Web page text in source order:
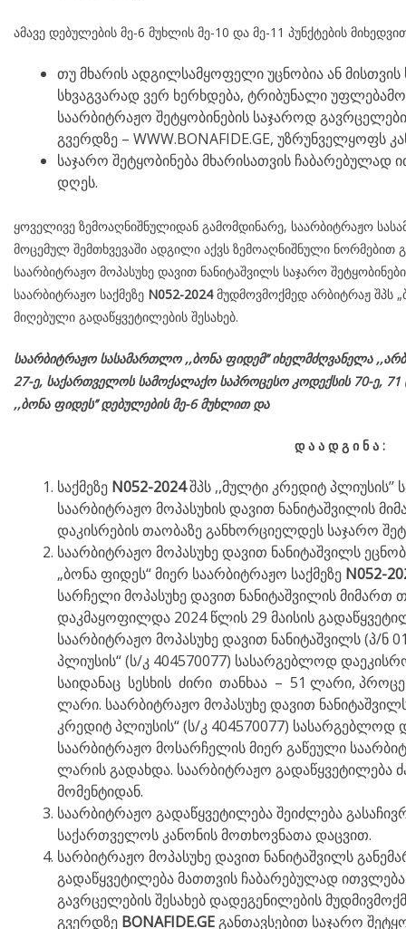
ამავე დებულების მე-6 მუხლის მე-10 და მე-11 პუნქტების
თუ მხარის ადგილსამყოფელი უცნობია ან მისთვის
სხვაგვარად ვერ ხერხდება, ტრიბუნალი
საარბიტრაჟო შეტყობინების საჯაროდ
გვერდზე – WWW.BONAFIDE.GE, უზრუნველყოფს
საჯარო შეტყობინება მხარისათვის ჩაბარებულად
დღეს.
ყოველივე ზემოაღნიშნულიდან გამომდინარე, საარბიტრაჟო
მოცემულ შემთხვევაში ადგილი აქვს ზემოაღნიშნული ნორმებით
საარბიტრაჟო მოპასუხე დავით ნანიტაშვილს საჯარო
საარბიტრაჟო საქმეზე N052-2024მუდმოვმოქმედ არბიტრაჟ შპს
მიღებული გადაწყვეტილების შესახებ.
საარბიტრაჟო სასამართლო ,,ბონა ფიდემ’’ იხელმძღვანელა
27-ე, საქართველოს სამოქალაქო საპროცესო კოდექსის 70-ე, 71
,,ბონა ფიდეს’’ დებულების მე-6 მუხლით და
დ ა ა დ გ ი ნ ა :
საქმეზე N052-2024შპს ,,მულტი კრედიტ
საარბიტრაჟო მოპასუხის დავით ნანიტაშვილის
დაკისრების თაობაზე განხორციელდეს საჯარო
საარბიტრაჟო მოპასუხე დავით ნანიტაშვილს
„ბონა ფიდეს“ მიერ საარბიტრაჟო საქმეზე N052-
სარჩელი მოპასუხე დავით ნანიტაშვილის მიმართ
დაკმაყოფილდა 2024 წლის 29 მაისის
საარბიტრაჟო მოპასუხე დავით ნანიტაშვილს (პ/ნ
პლიუსის“ (ს/კ 404570077) სასარგებლოდ
საიდანაც სესხის ძირი თანხაა – 51 ლარი,
ლარი. საარბიტრაჟო მოპასუხე დავით
კრედიტ პლიუსის“ (ს/კ 404570077) სასარგებლოდ
საარბიტრაჟო მოსარჩელის მიერ გაწეული
ლარის გადახდა. საარბიტრაჟო გადაწყვეტილება
მომენტიდან.
საარბიტრაჟო გადაწყვეტილება შეიძლება
საქართველოს კანონის მოთხოვნათა დაცვით.
სარბიტრაჟო მოპასუხე დავით ნანიტაშვილს
გადაწყვეტილება მათთვის ჩაბარებულად
გავრცელების შესახებ დადეგენილების
გვერდზე BONAFIDE.GEგანთავსებით საჯარო